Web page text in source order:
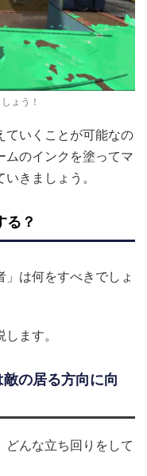
ょう！
ていくことが可能なの
ムのインクを塗ってマ
きましょう。
る？
は何をすべきでしょ
ます。
の居る方向に向
どんな立ち回りをして